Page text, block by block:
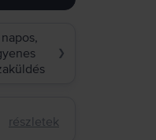
❯
részletek